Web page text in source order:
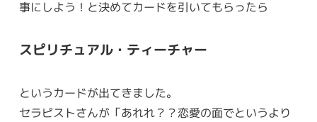
事にしよう！と決めてカードを引いてもらったら
スピリチュアル・ティーチャー
というカードが出てきました。
セラピストさんが「あれれ？？恋愛の面でというより